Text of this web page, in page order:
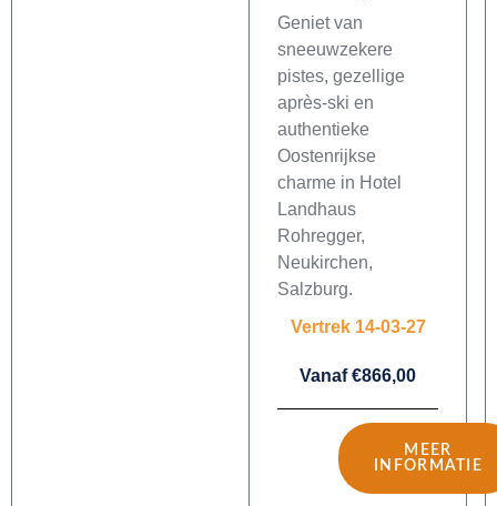
Geniet van
sneeuwzekere
pistes, gezellige
après-ski en
authentieke
Oostenrijkse
charme in Hotel
Landhaus
Rohregger,
Neukirchen,
Salzburg.
Vertrek 14-03-27
Vanaf €866,00
MEER
INFORMATIE